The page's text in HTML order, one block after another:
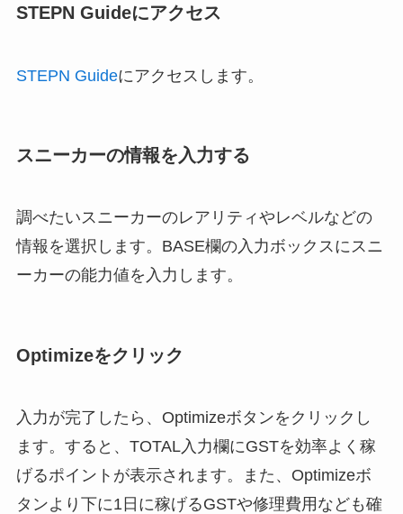
STEPN Guideにアクセス
STEPN Guideにアクセスします。
スニーカーの情報を入力する
調べたいスニーカーのレアリティやレベルなどの
情報を選択します。BASE欄の入力ボックスにスニ
ーカーの能力値を入力します。
Optimizeをクリック
入力が完了したら、Optimizeボタンをクリックし
ます。すると、TOTAL入力欄にGSTを効率よく稼
げるポイントが表示されます。また、Optimizeボ
タンより下に1日に稼げるGSTや修理費用なども確